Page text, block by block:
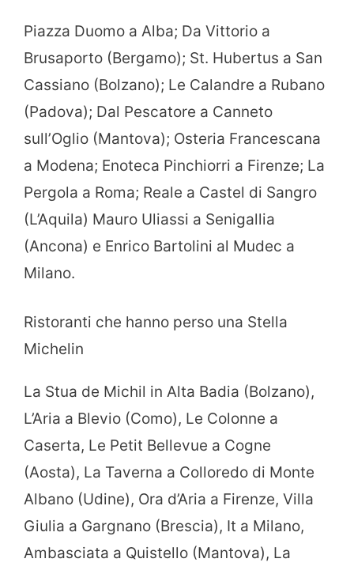
Piazza Duomo a Alba; Da Vittorio a
Brusaporto (Bergamo); St. Hubertus a San
Cassiano (Bolzano); Le Calandre a Rubano
(Padova); Dal Pescatore a Canneto
sull’Oglio (Mantova); Osteria Francescana
a Modena; Enoteca Pinchiorri a Firenze; La
Pergola a Roma; Reale a Castel di Sangro
(L’Aquila) Mauro Uliassi a Senigallia
(Ancona) e Enrico Bartolini al Mudec a
Milano.
Ristoranti che hanno perso una Stella
Michelin
La Stua de Michil in Alta Badia (Bolzano),
L’Aria a Blevio (Como), Le Colonne a
Caserta, Le Petit Bellevue a Cogne
(Aosta), La Taverna a Colloredo di Monte
Albano (Udine), Ora d’Aria a Firenze, Villa
Giulia a Gargnano (Brescia), It a Milano,
Ambasciata a Quistello (Mantova), La